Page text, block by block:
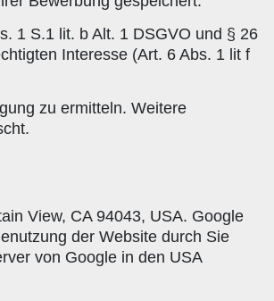
1 S.1 lit. b Alt. 1 DSGVO und § 26
Interesse (Art. 6 Abs. 1 lit f
zu ermitteln. Weitere
View, CA 94043, USA. Google
der Website durch Sie
von Google in den USA